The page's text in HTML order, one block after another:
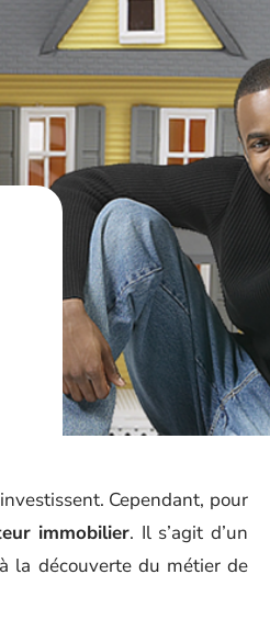
Cependant, pour
immobilier. Il s’agit d’un
la découverte du métier de